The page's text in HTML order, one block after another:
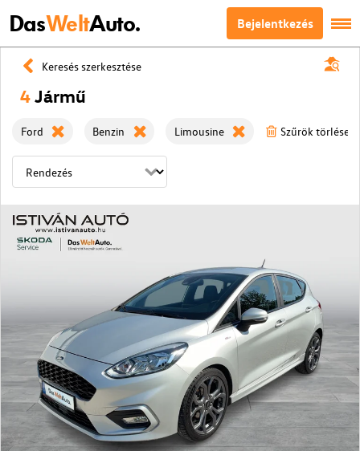
DasWeltAuto. Bejelentkezés
Keresés szerkesztése
4Jármű
Ford Benzin Limousine Szűrök törlése